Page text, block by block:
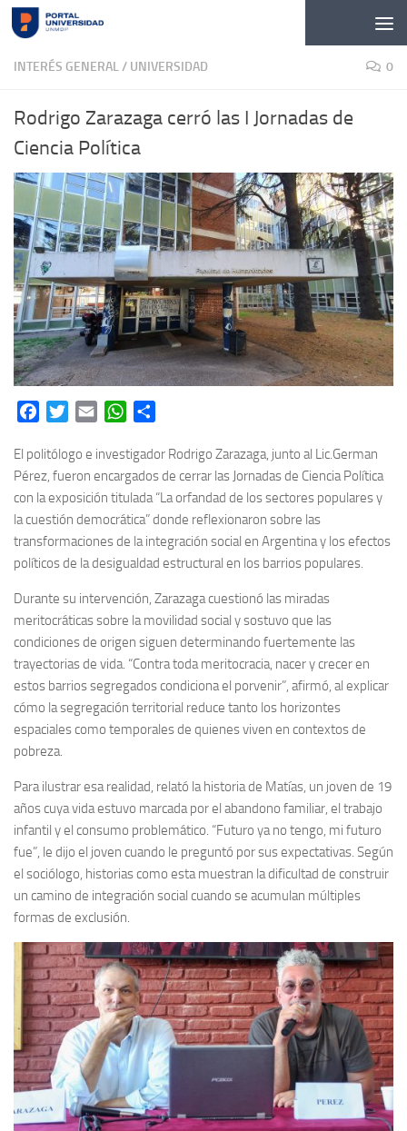
Skip to content
INTERÉS GENERAL/ UNIVERSIDAD 0
Rodrigo Zarazaga cerró las I Jornadas de
Ciencia Política
FacebookTwitterEmail WhatsApp
El politólogo e investigador Rodrigo Zarazaga, junto al Lic.German
Pérez, fueron encargados de cerrar las Jornadas de Ciencia Política
con la exposición titulada “La orfandad de los sectores populares y
la cuestión democrática” donde reflexionaron sobre las
transformaciones de la integración social en Argentina y los efectos
políticos de la desigualdad estructural en los barrios populares.
Durante su intervención, Zarazaga cuestionó las miradas
meritocráticas sobre la movilidad social y sostuvo que las
condiciones de origen siguen determinando fuertemente las
trayectorias de vida. “Contra toda meritocracia, nacer y crecer en
estos barrios segregados condiciona el porvenir”, afirmó, al explicar
cómo la segregación territorial reduce tanto los horizontes
espaciales como temporales de quienes viven en contextos de
pobreza.
Para ilustrar esa realidad, relató la historia de Matías, un joven de 19
años cuya vida estuvo marcada por el abandono familiar, el trabajo
infantil y el consumo problemático. “Futuro ya no tengo, mi futuro
fue”, le dijo el joven cuando le preguntó por sus expectativas. Según
el sociólogo, historias como esta muestran la dificultad de construir
un camino de integración social cuando se acumulan múltiples
formas de exclusión.